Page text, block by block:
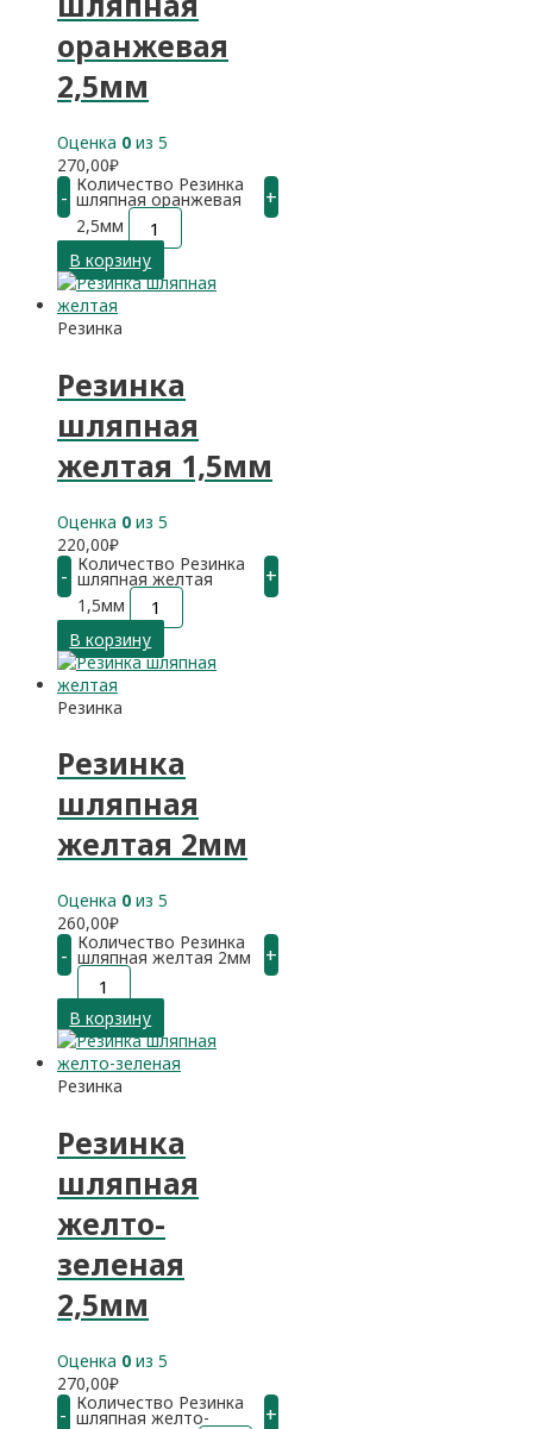
оранжевая
2,5мм
Оценка 0 из 5
270,00₽
- Количество Резинка
шляпная оранжевая
2,5мм
+
В корзину
Резинка
Резинка
шляпная
желтая 1,5мм
Оценка 0 из 5
220,00₽
- Количество Резинка
шляпная желтая
1,5мм
+
В корзину
Резинка
Резинка
шляпная
желтая 2мм
Оценка 0 из 5
260,00₽
- Количество Резинка
шляпная желтая 2мм +
В корзину
Резинка
Резинка
шляпная
желто-
зеленая
2,5мм
Оценка 0 из 5
270,00₽
- Количество Резинка
шляпная желто- +